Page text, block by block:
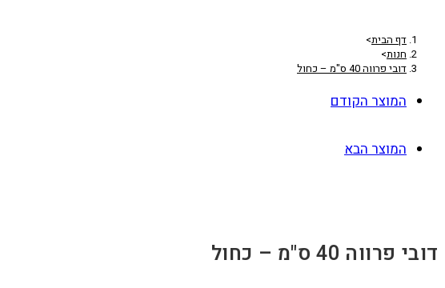
דף הבית>
חנות>
דובי פרווה 40 ס"מ – כחול
המוצר הקודם
המוצר הבא
דובי פרווה 40 ס"מ – כחול